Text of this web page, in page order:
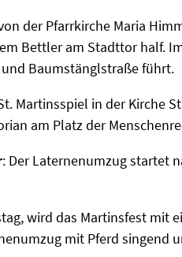
der Pfarrkirche Maria
Bettler am Stadttor half.
Baumstänglstraße führt.
Martinsspiel in der Kirche
am Platz der
: Der Laternenumzug startet
wird das Martinsfest mit
mit Pferd singend